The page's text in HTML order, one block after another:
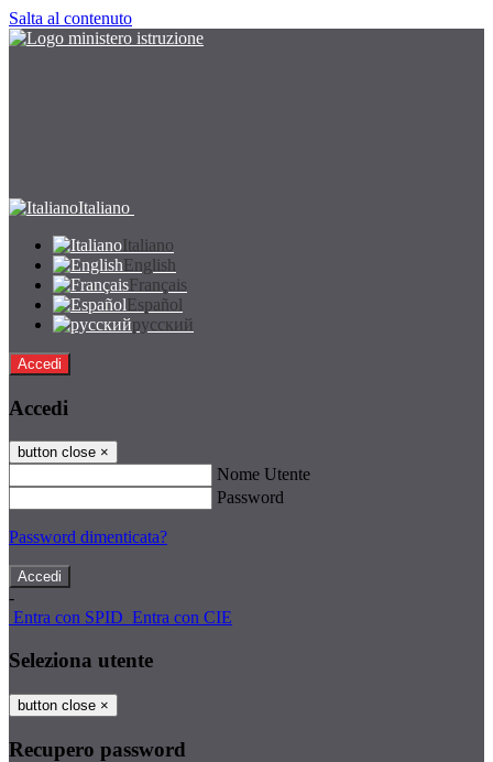
Salta al contenuto
Italiano
Italiano
English
Français
Español
русский
Accedi
Accedi
button close ×
Nome Utente
Password
Password dimenticata?
-
Entra con SPID Entra con CIE
Seleziona utente
button close ×
Recupero password